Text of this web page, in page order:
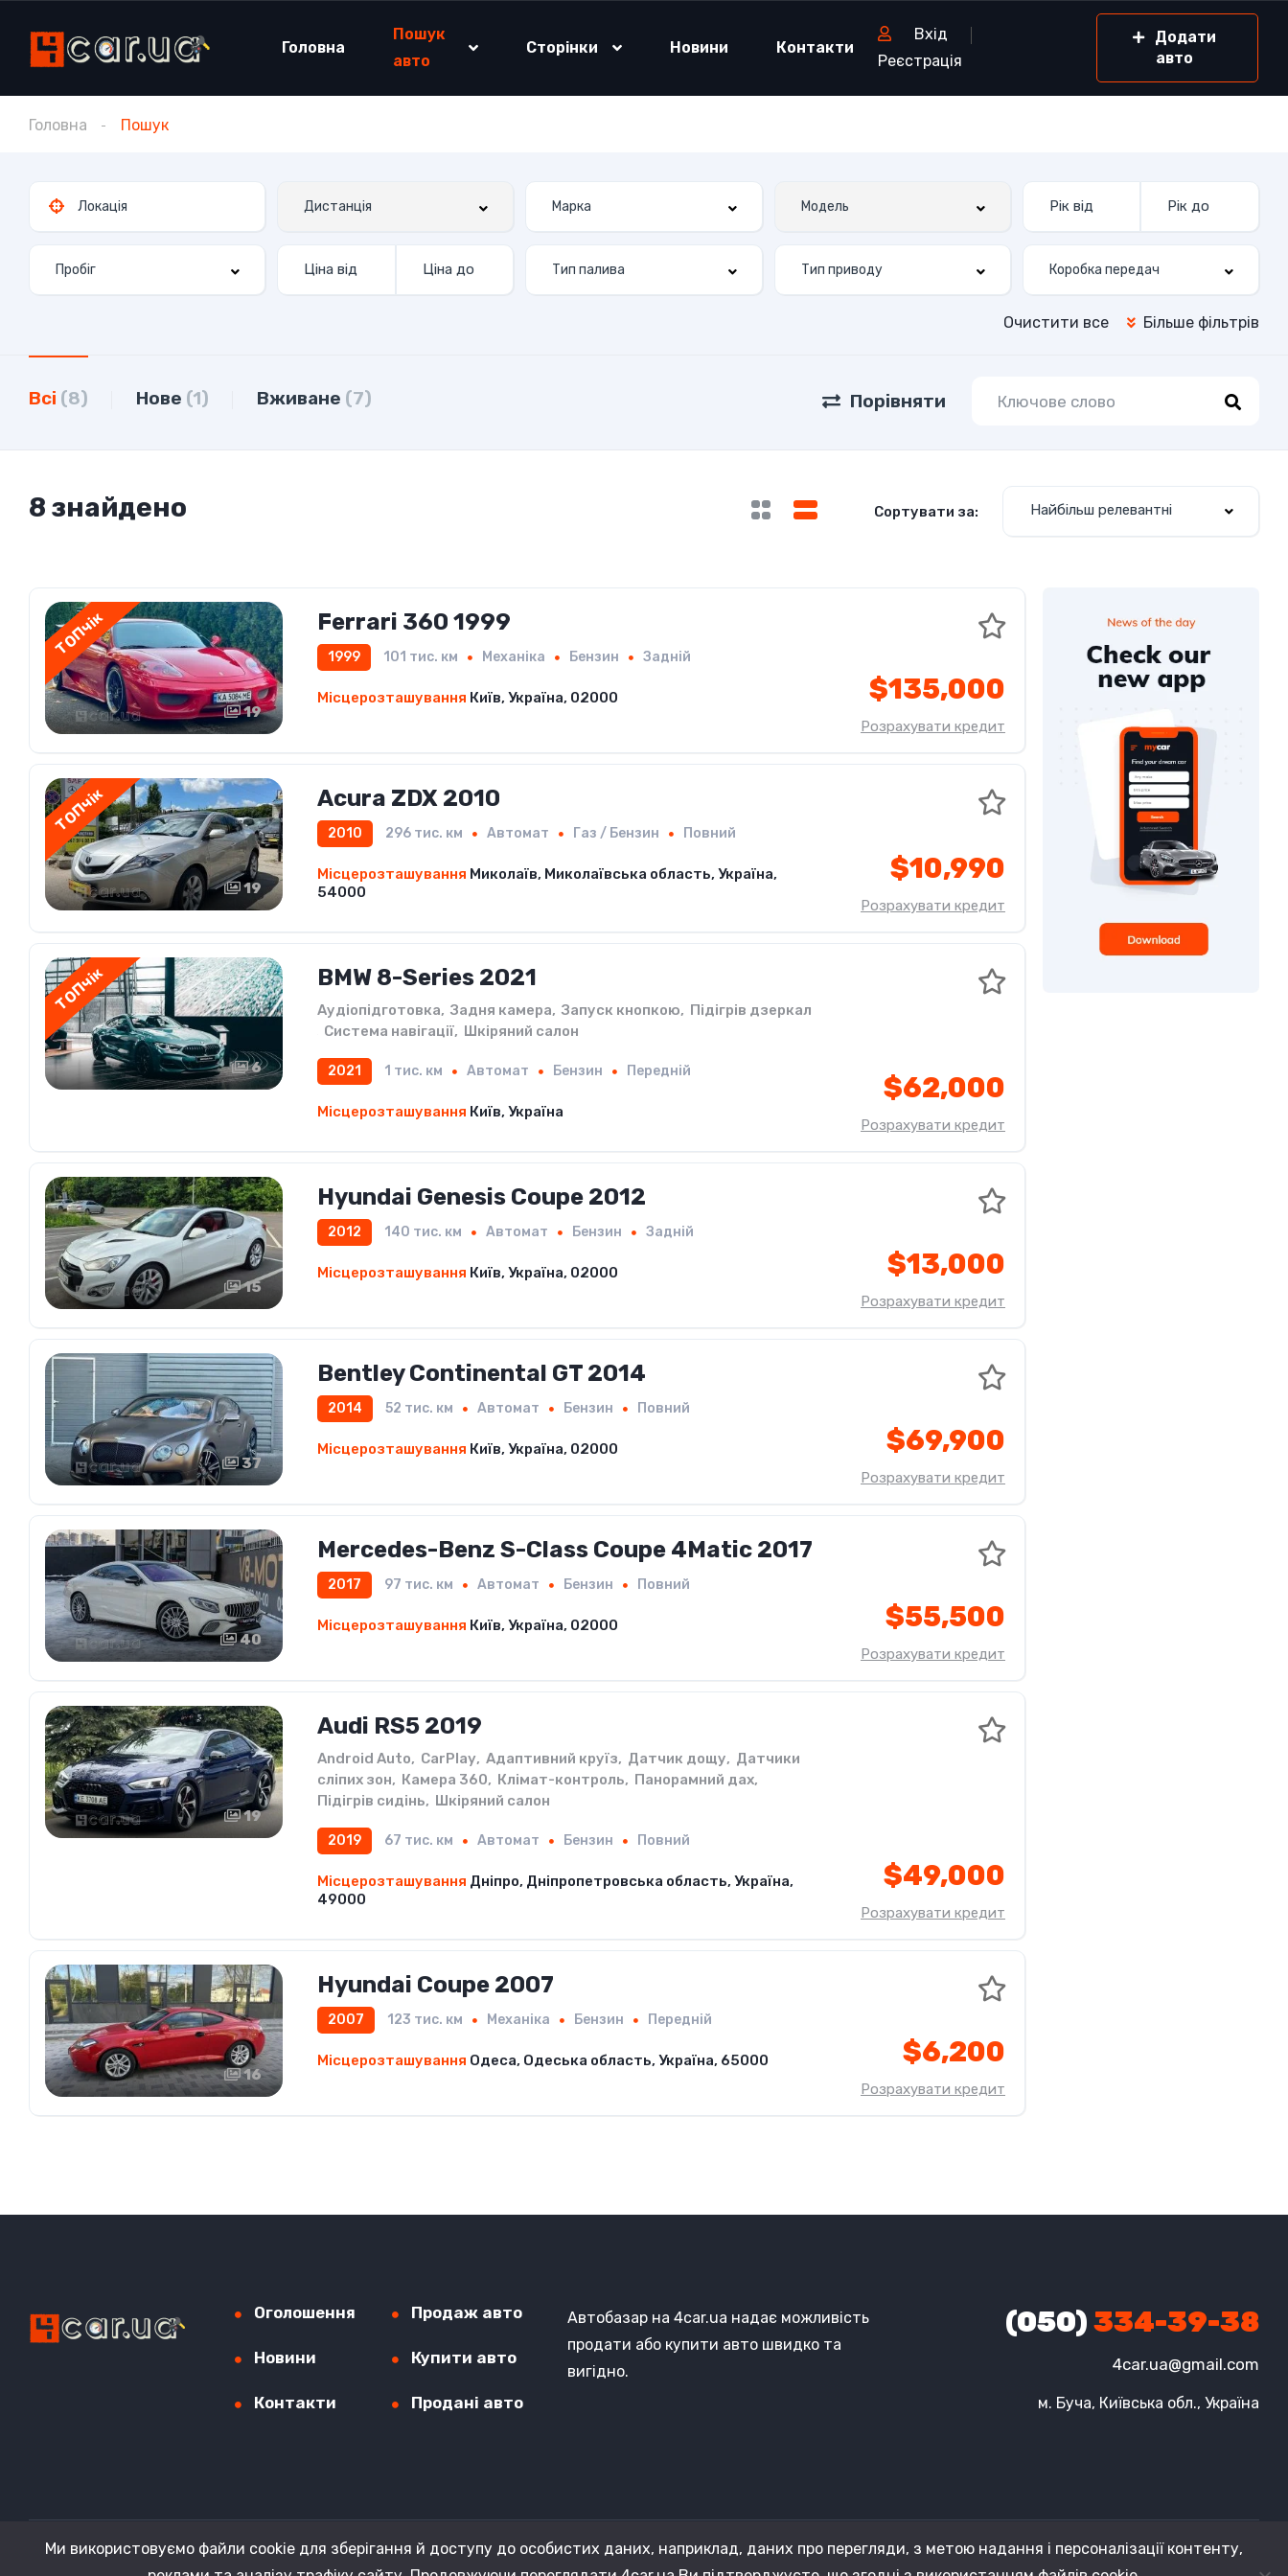
Головна
Пошук
авто
Сторінки Новини Контакти
Вхід
Реєстрація
Додати
авто
Головна Пошук
Очистити все Більше фільтрів
Всі (8) Нове (1) Вживане (7) Порівняти
8 знайдено Сортувати за: Найбільш релевантні
ТОПчік
19
Ferrari 360 1999
1999 101 тис. км Механіка Бензин Задній
Місцерозташування Київ, Україна, 02000 $135,000
Розрахувати кредит
ТОПчік
19
Acura ZDX 2010
2010 296 тис. км Автомат Газ / Бензин Повний
Місцерозташування Миколаїв, Миколаївська область, Україна,
54000
$10,990
Розрахувати кредит
ТОПчік
6
BMW 8-Series 2021
Аудіопідготовка, Задня камера, Запуск кнопкою, Підігрів дзеркал
Система навігації, Шкіряний салон
2021 1 тис. км Автомат Бензин Передній
Місцерозташування Київ, Україна
$62,000
Розрахувати кредит
15
Hyundai Genesis Coupe 2012
2012 140 тис. км Автомат Бензин Задній
Місцерозташування Київ, Україна, 02000 $13,000
Розрахувати кредит
37
Bentley Continental GT 2014
2014 52 тис. км Автомат Бензин Повний
Місцерозташування Київ, Україна, 02000 $69,900
Розрахувати кредит
40
Mercedes-Benz S-Class Coupe 4Matic 2017
2017 97 тис. км Автомат Бензин Повний
Місцерозташування Київ, Україна, 02000 $55,500
Розрахувати кредит
19
Audi RS5 2019
Android Auto, CarPlay, Адаптивний круїз, Датчик дощу, Датчики
сліпих зон, Камера 360, Клімат-контроль, Панорамний дах,
Підігрів сидінь, Шкіряний салон
2019 67 тис. км Автомат Бензин Повний
Місцерозташування Дніпро, Дніпропетровська область, Україна,
49000
$49,000
Розрахувати кредит
16
Hyundai Coupe 2007
2007 123 тис. км Механіка Бензин Передній
Місцерозташування Одеса, Одеська область, Україна, 65000 $6,200
Розрахувати кредит
Оголошення Продаж авто
Новини Купити авто
Контакти Продані авто
Автобазар на 4car.ua надає можливість
продати або купити авто швидко та
вигідно.
(050)334-39-38
4car.ua@gmail.com
м. Буча, Київська обл., Україна
Ми використовуємо файли cookie для зберігання й доступу до особистих даних, наприклад, даних про перегляди, з метою надання і персоналізації контенту,